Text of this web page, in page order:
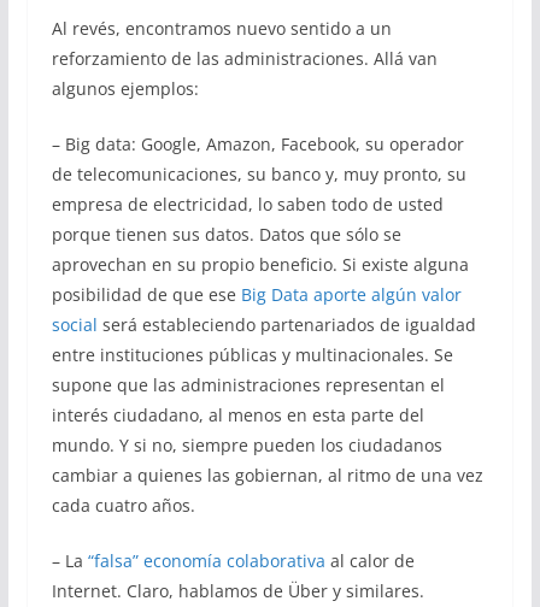
Al revés, encontramos nuevo sentido a un
reforzamiento de las administraciones. Allá van
algunos ejemplos:
– Big data: Google, Amazon, Facebook, su operador
de telecomunicaciones, su banco y, muy pronto, su
empresa de electricidad, lo saben todo de usted
porque tienen sus datos. Datos que sólo se
aprovechan en su propio beneficio. Si existe alguna
posibilidad de que ese Big Data aporte algún valor
social será estableciendo partenariados de igualdad
entre instituciones públicas y multinacionales. Se
supone que las administraciones representan el
interés ciudadano, al menos en esta parte del
mundo. Y si no, siempre pueden los ciudadanos
cambiar a quienes las gobiernan, al ritmo de una vez
cada cuatro años.
– La “falsa” economía colaborativa al calor de
Internet. Claro, hablamos de Über y similares.